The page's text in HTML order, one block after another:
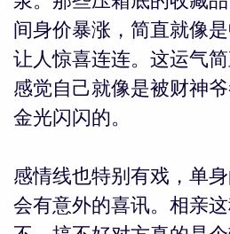
网
间身价暴涨，简直就像
让人惊喜连连。这运气
感觉自己就像是被财神
金光闪闪的。
感情线也特别有戏，单
会有意外的喜讯。相亲